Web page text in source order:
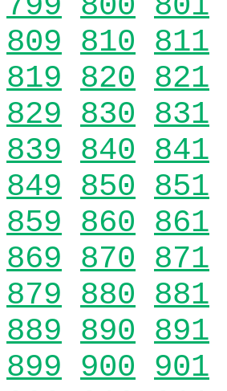
809 810 811
819 820 821
829 830 831
839 840 841
849 850 851
859 860 861
869 870 871
879 880 881
889 890 891
899 900 901